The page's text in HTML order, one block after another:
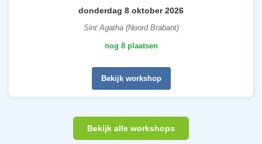
donderdag 8 oktober 2026
Sint Agatha (Noord Brabant)
nog 8 plaatsen
Bekijk workshop
Bekijk alle workshops